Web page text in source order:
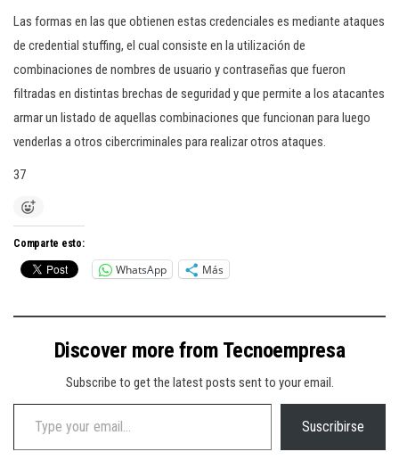
Las formas en las que obtienen estas credenciales es mediante ataques
de credential stuffing, el cual consiste en la utilización de
combinaciones de nombres de usuario y contraseñas que fueron
filtradas en distintas brechas de seguridad y que permite a los atacantes
armar un listado de aquellas combinaciones que funcionan para luego
venderlas a otros cibercriminales para realizar otros ataques.
37
Comparte esto:
WhatsApp Más
Discover more from Tecnoempresa
Subscribe to get the latest posts sent to your email.
Type your email…
Suscribirse